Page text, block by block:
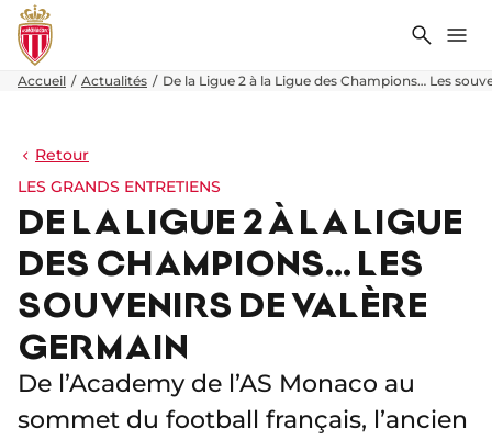
Accueil Actualités De la Ligue 2 à la Ligue des Champions… Les
Retour
LES GRANDS ENTRETIENS
DE LA LIGUE 2 À LA LIGUE
DES CHAMPIONS… LES
SOUVENIRS DE VALÈRE
GERMAIN
De l’Academy de l’AS Monaco au
sommet du football français, l’ancien